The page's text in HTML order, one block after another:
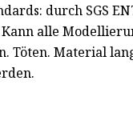
durch SGS
alle
Töten. Material